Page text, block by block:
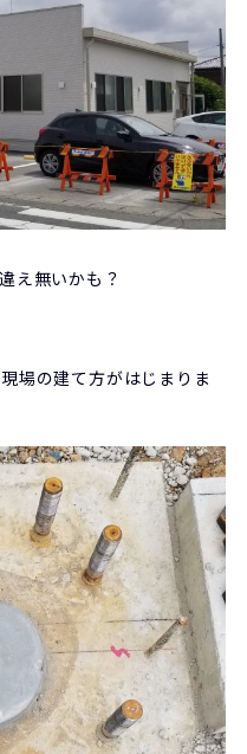
え無いかも？
場の建て方がはじまりま